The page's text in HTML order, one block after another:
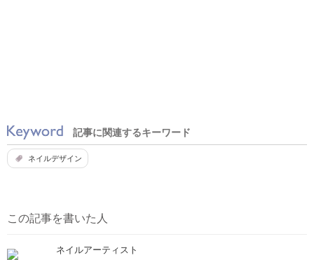
記事に関連するキーワード
ネイルデザイン
この記事を書いた人
ネイルアーティスト